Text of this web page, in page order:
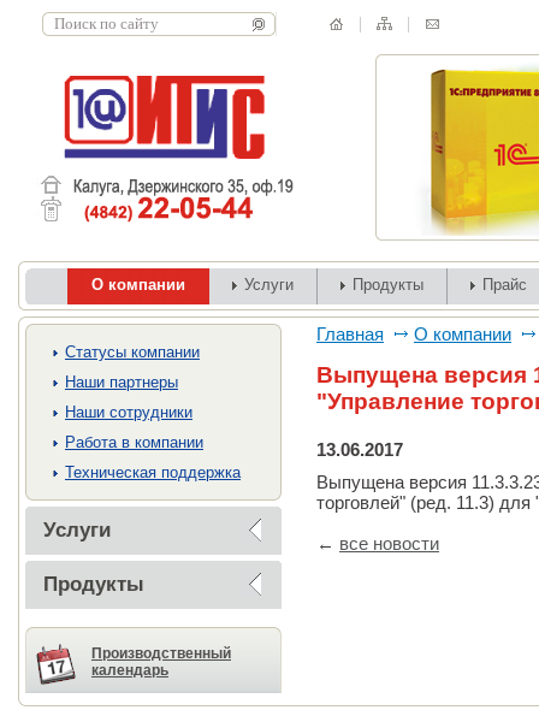
О компании Услуги Продукты Прайс
Cтатусы компании
Наши партнеры
Наши сотрудники
Работа в компании
Техническая поддержка
Услуги
Продукты
Производственный
календарь
Главная О компании
Выпущена версия
"Управление
13.06.2017
Выпущена версия
торговлей" (ред. 11.3)
← все новости